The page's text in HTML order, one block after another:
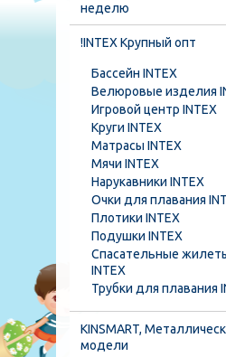
неделю
!INTEX Крупный опт
Бассейн INTEX
Велюровые изделия
Игровой центр INTEX
Круги INTEX
Матрасы INTEX
Мячи INTEX
Нарукавники INTEX
Очки для плавания
Плотики INTEX
Подушки INTEX
Спасательные
INTEX
Трубки для плавания
KINSMART,
модели